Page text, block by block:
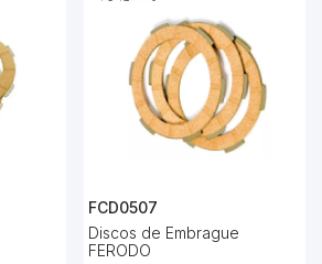
FCD0507
Discos de Embrague
FERODO